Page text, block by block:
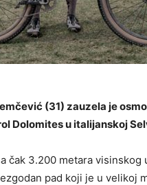
(31) zauzela je
Dolomites u italijanskoj
čak 3.200 metara
pad koji je u velikoj